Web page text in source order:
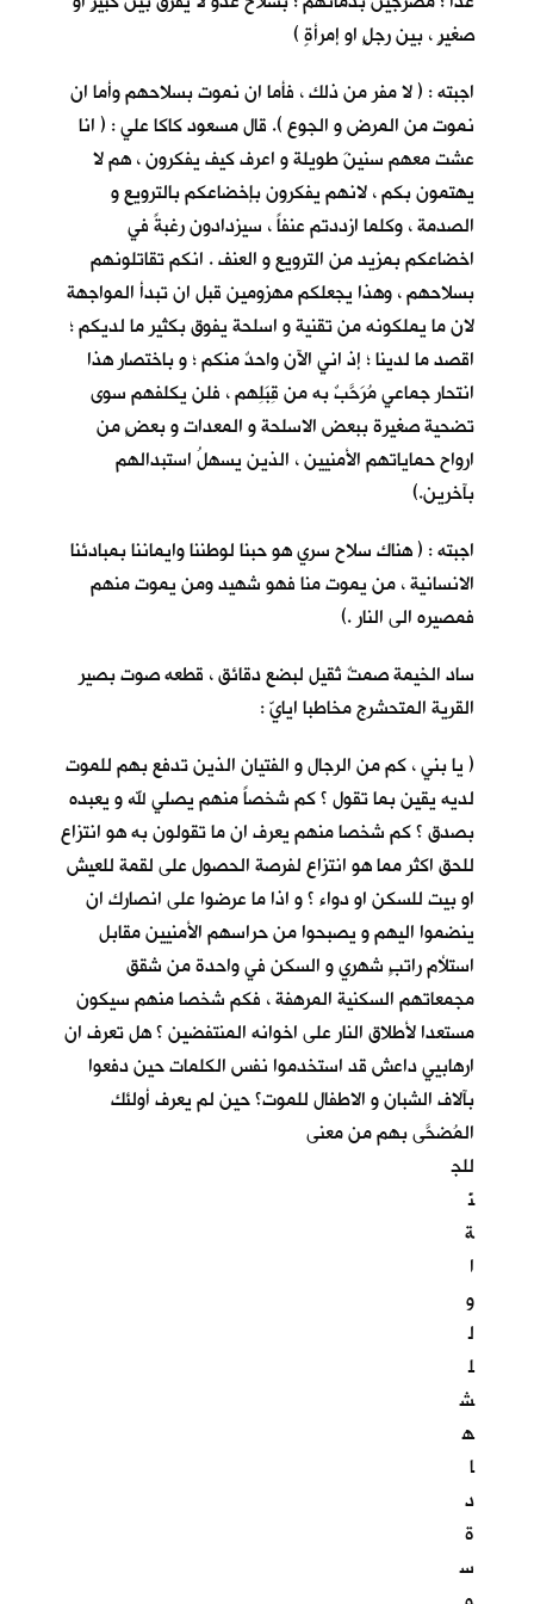
صغيرٍ ، بين رجلٍ او إمرأةٍ )
اجبته : ( لا مفر من ذلك ، فأما ان نموت بسلاحهم وأما ان
نموت من المرض و الجوع ). قال مسعود كاكا علي : ( انا
عشت معهم سنينَ طويلة و اعرف كيف يفكرون ، هم لا
يهتمون بكم ، لانهم يفكرون بإخضاعكم بالترويع و
الصدمة ، وكلما ازددتم عنفاً ، سيزدادون رغبةً في
اخضاعكم بمزيد من الترويع و العنف . انكم تقاتلونهم
بسلاحهم ، وهذا يجعلكم مهزومين قبل ان تبدأ المواجهة
لان ما يملكونه من تقنية و اسلحة يفوق بكثير ما لديكم ؛
اقصد ما لدينا ؛ إذ اني الآن واحدٌ منكم ؛ و باختصار هذا
انتحار جماعي مُرَحَّبٌ به من قِبَلِهم ، فلن يكلفهم سوى
تضحية صغيرة ببعض الاسلحة و المعدات و بعضٍ من
ارواح حماياتهم الأمنيين ، الذين يسهلُ استبدالهم
بآخرين.)
اجبته : ( هناك سلاح سري هو حبنا لوطننا وايماننا بمبادئنا
الانسانية ، من يموت منا فهو شهيد ومن يموت منهم
فمصيره الى النار .)
ساد الخيمة صمتٌ ثقيل لبضع دقائق ، قطعه صوت بصير
القريةالمتحشرج مخاطبا ايايّ :
( يا بني ، كم من الرجال و الفتيان الذين تدفع بهم للموت
لديه يقين بما تقول ؟ كم شخصاً منهم يصلي لله و يعبده
بصدق ؟ كم شخصا منهم يعرف ان ما تقولون به هو انتزاع
للحق اكثر مما هو انتزاع لفرصة الحصول على لقمة للعيش
او بيت للسكن او دواء ؟ و اذا ما عرضوا على انصارك ان
ينضموا اليهم و يصبحوا من حراسهم الأمنيين مقابل
استلأم راتبٍ شهري و السكن في واحدة من شقق
مجمعاتهم السكنية المرهفة ، فكم شخصا منهم سيكون
مستعدا لأطلاق النار على اخوانه المنتفضين ؟ هل تعرف ان
ارهابيي داعش قد استخدموا نفس الكلمات حين دفعوا
بآلاف الشبان و الاطفال للموت؟ حين لم يعرف أولئك
المُضحَّى بهم من معنى
للج
نّ
ة
ا
و
ل
ل
ش
ه
ا
د
ة
س